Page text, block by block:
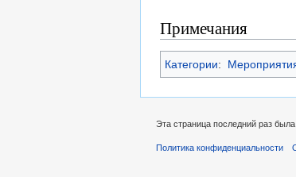
Примечания
Категории:
Эта страница последний раз
Политика конфиденциальности